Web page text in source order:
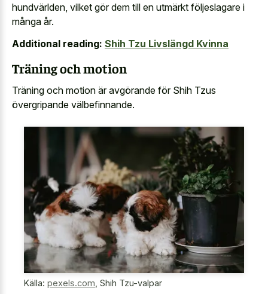
hundvärlden, vilket gör dem till en utmärkt följeslagare i
många år.
Additional reading: Shih Tzu Livslängd Kvinna
Träning och motion
Träning och motion är avgörande för Shih Tzus
övergripande välbefinnande.
Källa: pexels.com Shih Tzu-valpar